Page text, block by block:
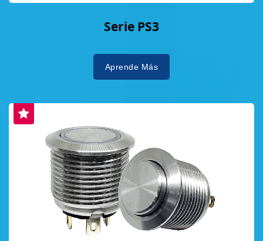
Serie PS3
Aprende Más